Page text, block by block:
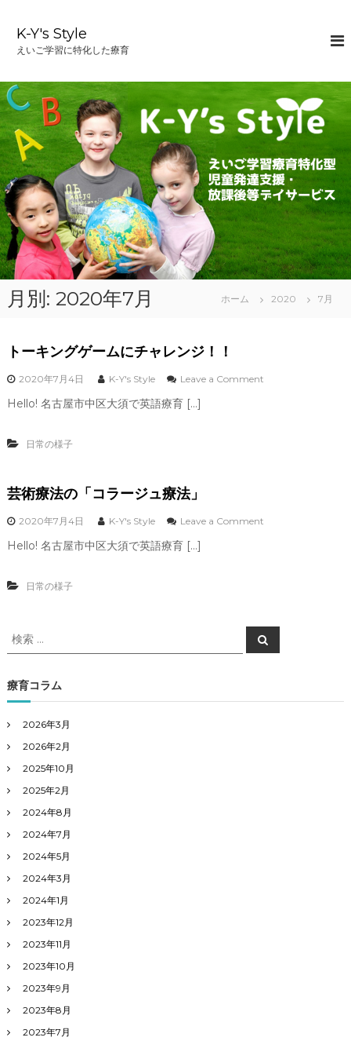
へ
ス
キ
ッ
プ
K-Y's Style
えいご学習に特化した療育
月別: 2020年7月 ホーム 2020 7月
トーキングゲームにチャレンジ！！
2020年7月4日 K-Y's Style Leave a Commento
に
Hello! 名古屋市中区大須で英語療育 […]
日常の様子
芸術療法の「コラージュ療法」
2020年7月4日 K-Y's Style Leave a Commento
コ
ラ
療
Hello! 名古屋市中区大須で英語療育 […]
日常の様子
検
索
象
:
検
索
療育コラム
2026年3月
2026年2月
2025年10月
2025年2月
2024年8月
2024年7月
2024年5月
2024年3月
2024年1月
2023年12月
2023年11月
2023年10月
2023年9月
2023年8月
2023年7月